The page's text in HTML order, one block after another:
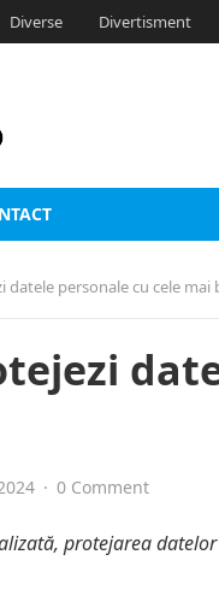
Diverse Divertisment
datele personale cu cele
· 0 Comment
protejarea